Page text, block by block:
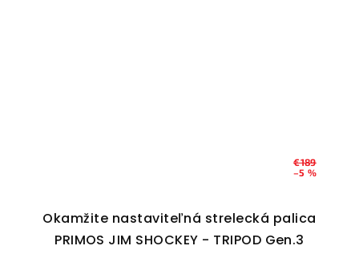
€189
–5 %
Okamžite nastaviteľná strelecká palica
PRIMOS JIM SHOCKEY - TRIPOD Gen.3